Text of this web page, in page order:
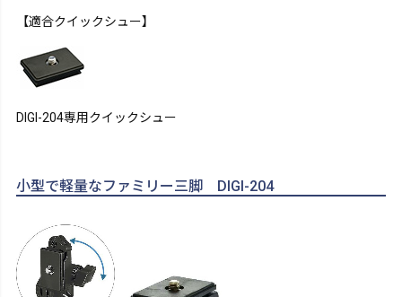
【適合クイックシュー】
DIGI-204専用クイックシュー
小型で軽量なファミリー三脚 DIGI-204